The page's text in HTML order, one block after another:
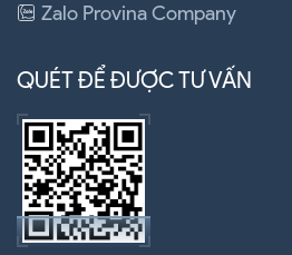
Zalo Provina Company
QUÉT ĐỂ ĐƯỢC TƯ VẤN